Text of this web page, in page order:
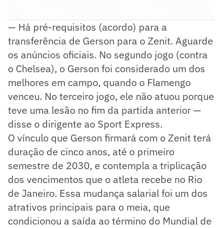
— Há pré-requisitos (acordo) para a
transferência de Gerson para o Zenit. Aguarde
os anúncios oficiais. No segundo jogo (contra
o Chelsea), o Gerson foi considerado um dos
melhores em campo, quando o Flamengo
venceu. No terceiro jogo, ele não atuou porque
teve uma lesão no fim da partida anterior —
disse o dirigente ao Sport Express.
O vínculo que Gerson firmará com o Zenit terá
duração de cinco anos, até o primeiro
semestre de 2030, e contempla a triplicação
dos vencimentos que o atleta recebe no Rio
de Janeiro. Essa mudança salarial foi um dos
atrativos principais para o meia, que
condicionou a saída ao término do Mundial de